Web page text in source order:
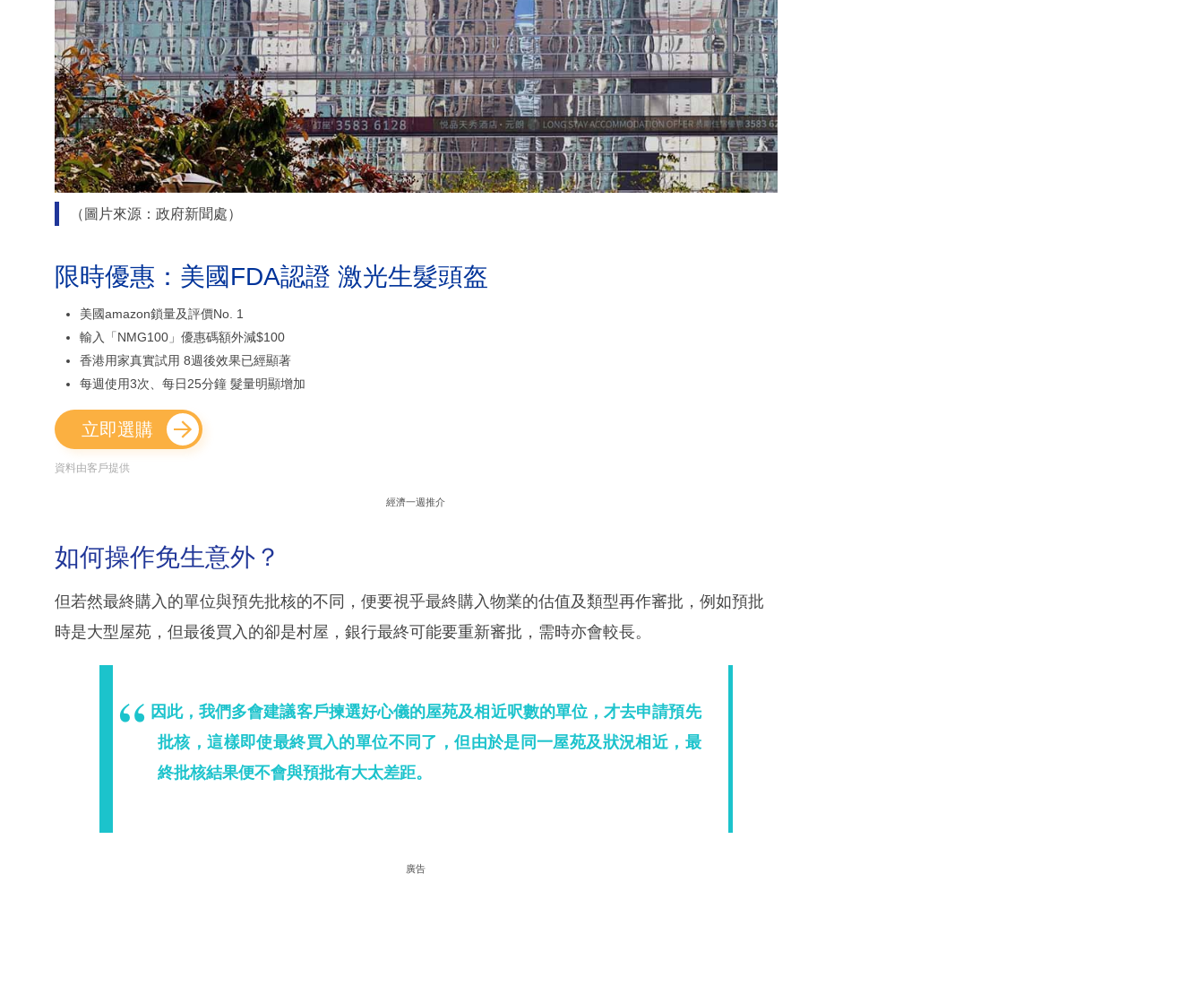
（圖片來源：政府新聞處）
限時優惠：美國FDA認證 激光生髮頭盔
美國amazon鎖量及評價No. 1
輸入「NMG100」優惠碼額外減$100
香港用家真實試用 8週後效果已經顯著
每週使用3次、每日25分鐘 髮量明顯增加
立即選購
資料由客戶提供
經濟一週推介
如何操作免生意外？
但若然最終購入的單位與預先批核的不同，便要視乎最終購入物業的估值及類型再作審批，例如預批
時是大型屋苑，但最後買入的卻是村屋，銀行最終可能要重新審批，需時亦會較長。
因此，我們多會建議客戶揀選好心儀的屋苑及相近呎數的單位，才去申請預先
批核，這樣即使最終買入的單位不同了，但由於是同一屋苑及狀況相近，最
終批核結果便不會與預批有大太差距。
廣告